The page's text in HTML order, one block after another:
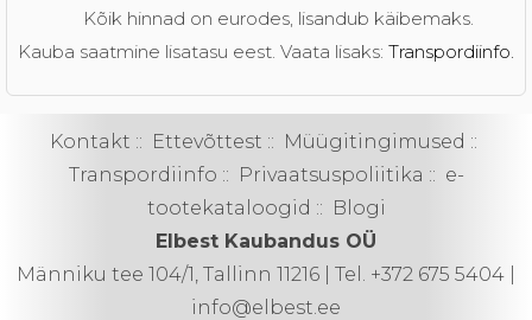
Kõik hinnad on eurodes, lisandub käibemaks.
Kauba saatmine lisatasu eest. Vaata lisaks: Transpordiinfo.
Kontakt :: Ettevõttest :: Müügitingimused ::
Transpordiinfo :: Privaatsuspoliitika :: e-
tootekataloogid :: Blogi
Elbest Kaubandus OÜ
Männiku tee 104/1, Tallinn 11216 | Tel. +372 675 5404 |
info@elbest.ee